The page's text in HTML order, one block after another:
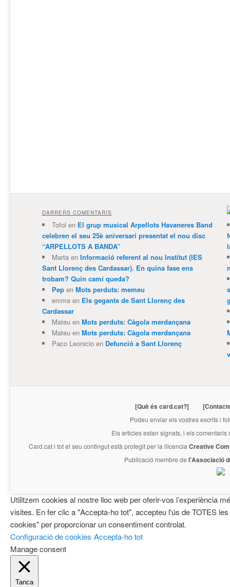
DARRERS COMENTARIS
Tofol en El grup musical Arpellots Havaneres Band
celebren el seu 25è aniversari presentat el nou disc
“ARPELLOTS A BANDA”
Martaen Informació referent al nou Institut (IES
Sant Llorenç des Cardassar). En quina fase ens
trobam? Quin camí queda?
Pepen Mots perduts: memeu
emmaen Els gegants de Sant Llorenç des
Cardassar
Mateuen Mots perduts: Càgola merdançana
Mateuen Mots perduts: Càgola merdançana
Paco Leonicioen Defunció a Sant Llorenç
[Què és card.cat?]
Podeu enviar els vostres escrits i
Els articles estan signats, i els
Card.cati tot el seu contingut està protegit per la llicencia Creative
Publicació membre de l'Associació
Utilitzem cookies al nostre lloc web per oferir-vos l’experiència
visites. En fer clic a "Accepta-ho tot", accepteu l'ús de TOTES
cookies" per proporcionar un consentiment controlat.
Configuració de cookies Accepta-ho tot
Manage consent
Tanca